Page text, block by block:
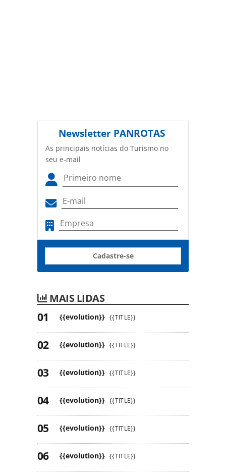
Newsletter PANROTAS
As principais notícias do Turismo no
seu e-mail
Cadastre-se
MAIS LIDAS
{{evolution}} {{TITLE}}
{{evolution}} {{TITLE}}
{{evolution}} {{TITLE}}
{{evolution}} {{TITLE}}
{{evolution}} {{TITLE}}
{{evolution}} {{TITLE}}